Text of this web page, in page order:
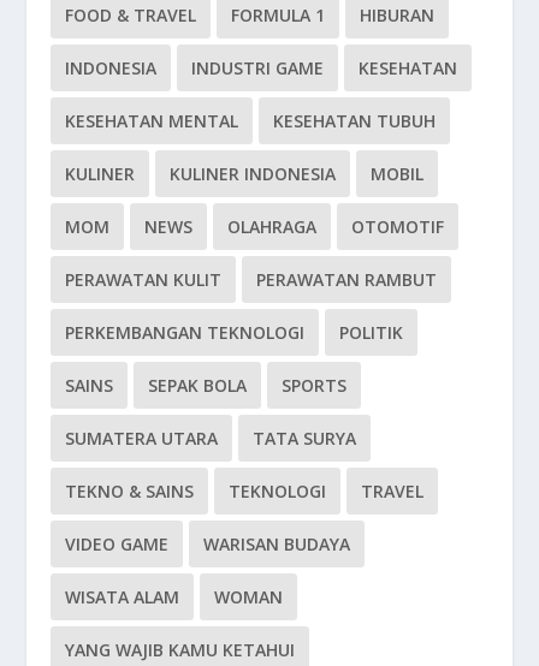
FOOD & TRAVEL FORMULA 1 HIBURAN
INDONESIA INDUSTRI GAME KESEHATAN
KESEHATAN MENTAL KESEHATAN TUBUH
KULINER KULINER INDONESIA MOBIL
MOM NEWS OLAHRAGA OTOMOTIF
PERAWATAN KULIT PERAWATAN RAMBUT
PERKEMBANGAN TEKNOLOGI POLITIK
SAINS SEPAK BOLA SPORTS
SUMATERA UTARA TATA SURYA
TEKNO & SAINS TEKNOLOGI TRAVEL
VIDEO GAME WARISAN BUDAYA
WISATA ALAM WOMAN
YANG WAJIB KAMU KETAHUI